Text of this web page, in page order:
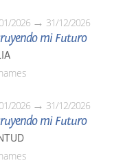
2026 31/12/2026
mi Futuro
2026 31/12/2026
mi Futuro